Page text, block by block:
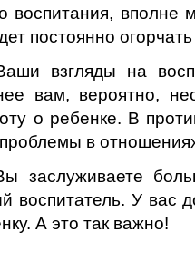
воспитания, вполне
постоянно
взгляды на
вам, вероятно,
о ребенке. В
проблемы в
заслуживаете
воспитатель. У вас
А это так важно!